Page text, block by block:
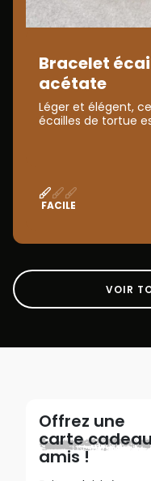
Bracelet
acétate
Léger et élégent,
écailles de tortue
FACILE
VOIR
Offrez une
carte cadeau
amis !